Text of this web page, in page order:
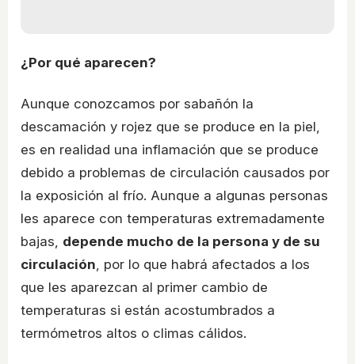
¿Por qué aparecen?
Aunque conozcamos por sabañón la
descamación y rojez que se produce en la piel,
es en realidad una inflamación que se produce
debido a problemas de circulación causados por
la exposición al frío. Aunque a algunas personas
les aparece con temperaturas extremadamente
bajas, depende mucho de la persona y de su
circulación , por lo que habrá afectados a los
que les aparezcan al primer cambio de
temperaturas si están acostumbrados a
termómetros altos o climas cálidos.